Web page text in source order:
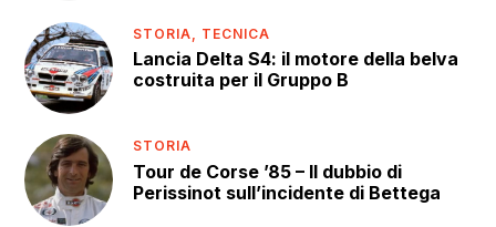
STORIA, TECNICA
Lancia Delta S4: il motore della belva
costruita per il Gruppo B
STORIA
Tour de Corse ’85 – Il dubbio di
Perissinot sull’incidente di Bettega